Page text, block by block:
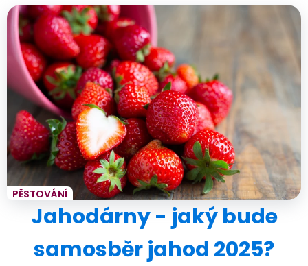
PĚSTOVÁNÍ
Jahodárny - jaký bude
samosběr jahod 2025?